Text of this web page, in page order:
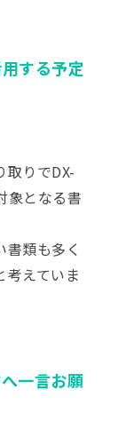
する予定
取りでDX-
象となる書
書類も多く
考えていま
一言お願